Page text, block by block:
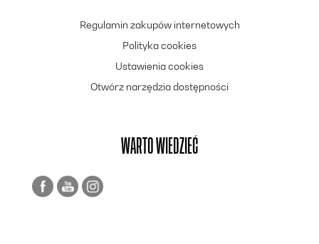
Regulamin zakupów internetowych
Polityka cookies
Ustawienia cookies
Otwórz narzędzia dostępności
WARTO WIEDZIEĆ